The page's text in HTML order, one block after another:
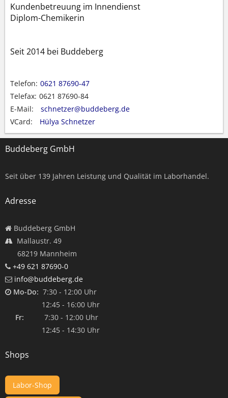
Kundenbetreuung im Innendienst
Diplom-Chemikerin
Seit 2014 bei Buddeberg
Telefon: 0621 87690-47
Telefax: 0621 87690-84
E-Mail:
schnetzer@buddeberg.de
VCard:
Hülya Schnetzer
Buddeberg GmbH
Seit über 139 Jahren Leistung und Qualität im Laborhandel.
Adresse
Buddeberg GmbH
Mallaustr. 49
68219 Mannheim
+49 621 87690-0
info@buddeberg.de
Mo-Do: 7:30 - 12:00 Uhr
12:45 - 16:00 Uhr
Fr: 7:30 - 12:00 Uhr
12:45 - 14:30 Uhr
Shops
Labor-Shop